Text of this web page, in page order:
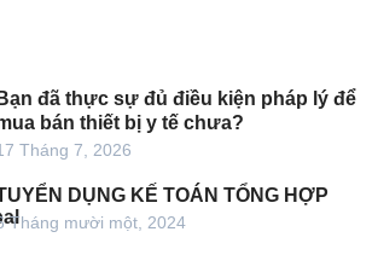
Bạn đã thực sự đủ điều kiện pháp lý để
bán thiết bị y tế chưa?
Tháng 7, 2026
DỤNG KẾ TOÁN TỔNG HỢP
Tháng mười một, 2024